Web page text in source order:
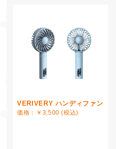
VERIVERY ハンディファン
価格：￥3,500 (税込)